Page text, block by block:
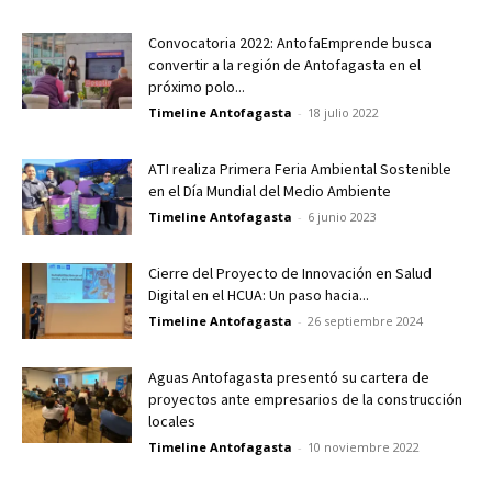
Convocatoria 2022: AntofaEmprende busca
convertir a la región de Antofagasta en el
próximo polo...
Timeline Antofagasta - 18 julio 2022
ATI realiza Primera Feria Ambiental Sostenible
en el Día Mundial del Medio Ambiente
Timeline Antofagasta - 6 junio 2023
Cierre del Proyecto de Innovación en Salud
Digital en el HCUA: Un paso hacia...
Timeline Antofagasta - 26 septiembre 2024
Aguas Antofagasta presentó su cartera de
proyectos ante empresarios de la construcción
locales
Timeline Antofagasta - 10 noviembre 2022